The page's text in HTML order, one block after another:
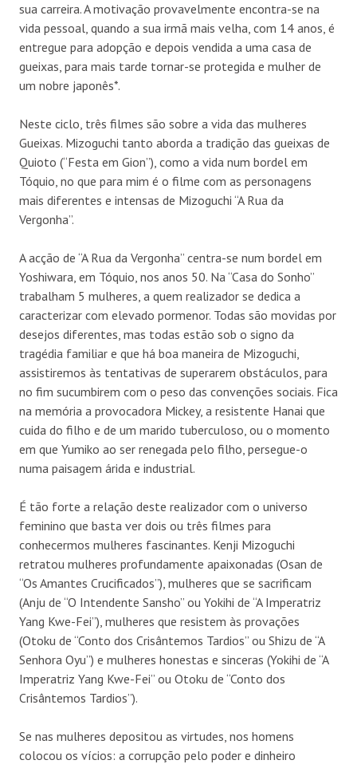
sua carreira. A motivação provavelmente encontra-se na
vida pessoal, quando a sua irmã mais velha, com 14 anos, é
entregue para adopção e depois vendida a uma casa de
gueixas, para mais tarde tornar-se protegida e mulher de
um nobre japonês*.
Neste ciclo, três filmes são sobre a vida das mulheres
Gueixas. Mizoguchi tanto aborda a tradição das gueixas de
Quioto (“Festa em Gion”), como a vida num bordel em
Tóquio, no que para mim é o filme com as personagens
mais diferentes e intensas de Mizoguchi “A Rua da
Vergonha”.
A acção de “A Rua da Vergonha” centra-se num bordel em
Yoshiwara, em Tóquio, nos anos 50. Na “Casa do Sonho”
trabalham 5 mulheres, a quem realizador se dedica a
caracterizar com elevado pormenor. Todas são movidas por
desejos diferentes, mas todas estão sob o signo da
tragédia familiar e que há boa maneira de Mizoguchi,
assistiremos às tentativas de superarem obstáculos, para
no fim sucumbirem com o peso das convenções sociais. Fica
na memória a provocadora Mickey, a resistente Hanai que
cuida do filho e de um marido tuberculoso, ou o momento
em que Yumiko ao ser renegada pelo filho, persegue-o
numa paisagem árida e industrial.
É tão forte a relação deste realizador com o universo
feminino que basta ver dois ou três filmes para
conhecermos mulheres fascinantes. Kenji Mizoguchi
retratou mulheres profundamente apaixonadas (Osan de
“Os Amantes Crucificados”), mulheres que se sacrificam
(Anju de “O Intendente Sansho” ou Yokihi de “A Imperatriz
Yang Kwe-Fei”), mulheres que resistem às provações
(Otoku de “Conto dos Crisântemos Tardios” ou Shizu de “A
Senhora Oyu”) e mulheres honestas e sinceras (Yokihi de “A
Imperatriz Yang Kwe-Fei” ou Otoku de “Conto dos
Crisântemos Tardios”).
Se nas mulheres depositou as virtudes, nos homens
colocou os vícios: a corrupção pelo poder e dinheiro